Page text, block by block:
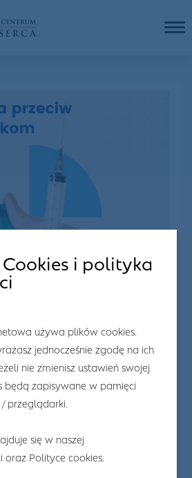
przeciw
i polityka
używa plików cookies.
jednocześnie zgodę na ich
nie zmienisz ustawień swojej
będą zapisywane w pamięci
przeglądarki.
się w naszej
oraz Polityce cookies.